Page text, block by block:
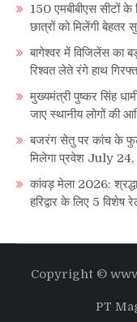
150 एमबीबीएस सीटों के
छात्रों को मिलेंगी बेहतर
बागेश्वर में विजिलेंस का
रिश्वत लेते रंगे हाथ
मुख्यमंत्री पुष्कर सिंह
जाए स्थानीय लोगों की
बजरंग सेतु पर कांच के
मिलेगा प्रवेश July 24,
कांवड़ मेला 2026:
हरिद्वार के लिए 5 विशेष
Copyright ©
PT